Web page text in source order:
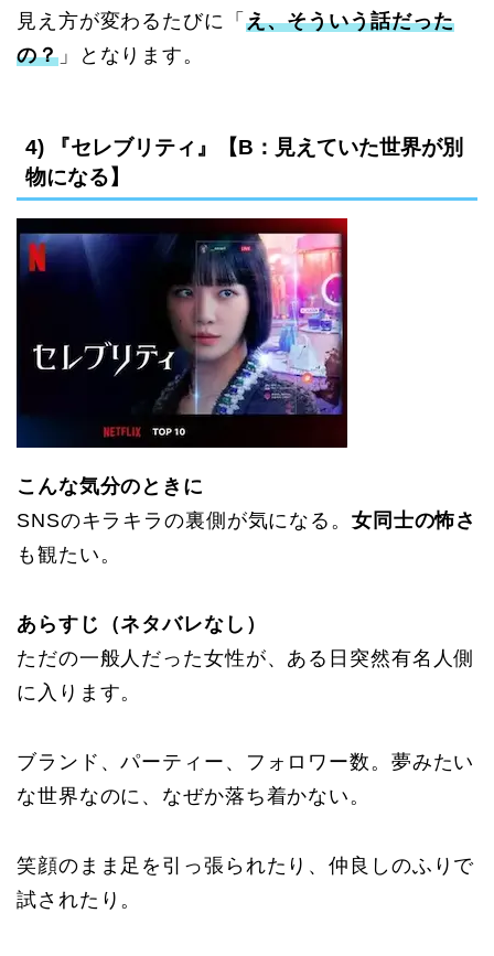
見え方が変わるたびに「 え、そういう話だった
の？」となります。
4) 『セレブリティ』【B：見えていた世界が別
物になる】
こんな気分のときに
SNSのキラキラの裏側が気になる。 女同士の怖さ
も観たい。
あらすじ（ネタバレなし）
ただの一般人だった女性が、ある日突然有名人側
に入ります。
ブランド、パーティー、フォロワー数。夢みたい
な世界なのに、なぜか落ち着かない。
笑顔のまま足を引っ張られたり、仲良しのふりで
試されたり。